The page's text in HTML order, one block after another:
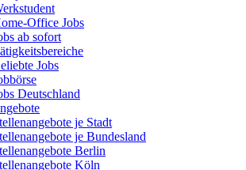
Office Jobs
ab sofort
Jobs
Deutschland
je Stadt
je Bundesland
Berlin
Köln